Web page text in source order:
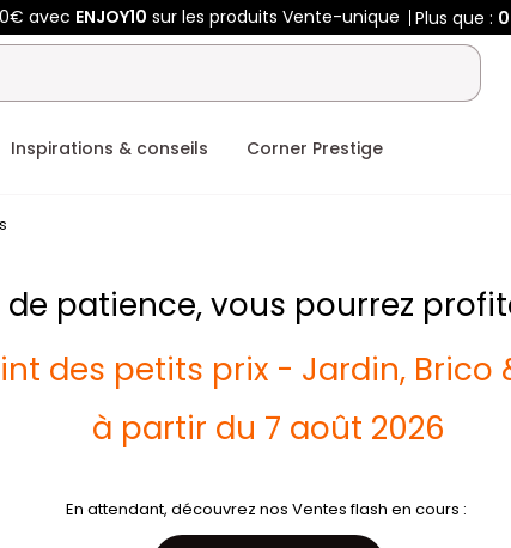
avec ENJOY10 sur les produits Vente-unique Plus que :
Inspirations & conseils Corner Prestige
patience, vous pourrez
des petits prix - Jardin, Brico
à partir du 7 août 2026
En attendant, découvrez nos Ventes flash en cours :